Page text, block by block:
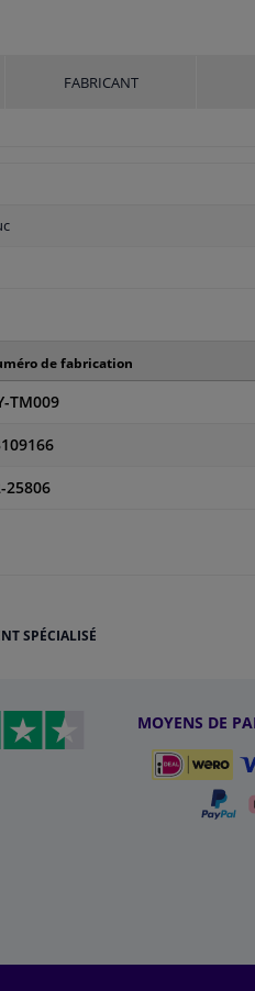
FABRICANT
de fabrication
TM009
25806
SPÉCIALISÉ
MOYENS DE